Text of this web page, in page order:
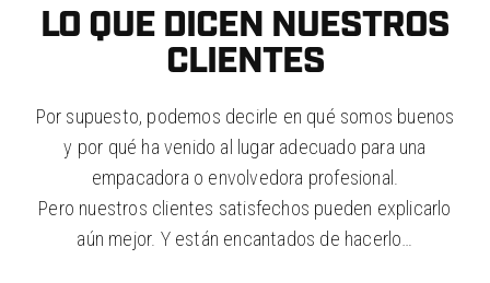
LO QUE DICEN NUESTROS
CLIENTES
Por supuesto, podemos decirle en qué somos buenos
y por qué ha venido al lugar adecuado para una
empacadora o envolvedora profesional.
Pero nuestros clientes satisfechos pueden explicarlo
aún mejor. Y están encantados de hacerlo…